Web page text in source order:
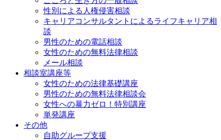
性別による人権侵害相談
キャリアコンサルタントによるライフキャリア相
談
男性のための電話相談
女性のための無料法律相談
メール相談
相談室講座等
女性のための法律基礎講座
男性のための無料法律相談会
女性への暴力ゼロ！特別講座
単発講座
その他
自助グループ支援